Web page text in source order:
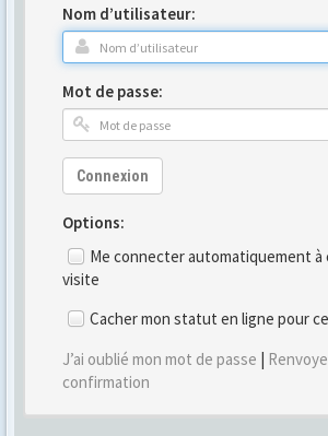
Nom d’utilisateur:
Mot de passe:
Connexion
Options:
Me connecter automatiquement à
visite
Cacher mon statut en ligne pour
J’ai oublié mon mot de passe |
confirmation